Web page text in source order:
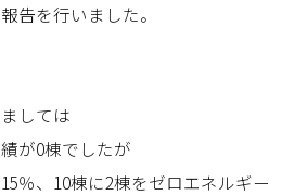
告を行いました。
しては
が0棟でしたが
％、10棟に2棟をゼロエネルギー